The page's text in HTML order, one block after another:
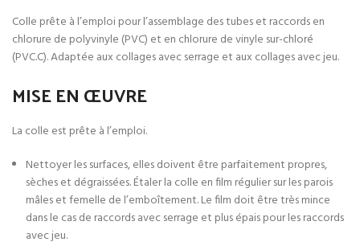
Colle prête à l’emploi pour l’assemblage des tubes et raccords en
chlorure de polyvinyle (PVC) et en chlorure de vinyle sur-chloré
(PVC.C). Adaptée aux collages avec serrage et aux collages avec jeu.
MISE EN ŒUVRE
La colle est prête à l’emploi.
Nettoyer les surfaces, elles doivent être parfaitement propres,
sèches et dégraissées. Étaler la colle en film régulier sur les parois
mâles et femelle de l’emboîtement. Le film doit être très mince
dans le cas de raccords avec serrage et plus épais pour les raccords
avec jeu.